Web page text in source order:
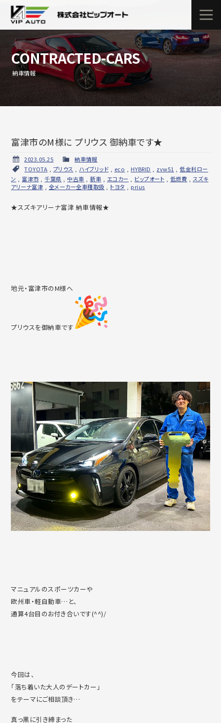
CONTRACTED-CARS
納車情報
富津市のM様に プリウス 御納車です★
2023.05.25
納車情報
TOYOTA
プリウス ハイブリッド eco HYBRID zvw51 ,低金利ロー
ン
富津市 ,千葉県 中古車 ,新車 エコカー ビップオート 低燃費
スズキ
アリーナ富津
全メーカー全車種取扱 トヨタ prius
★スズキアリーナ富津 納車情報★
地元・富津市のM様へ
プリウスを御納車です
マニュアルのスポーツカーや
欧州車・軽自動車…と、
通算4台目のお付き合いです(^^)/
今回は、
「落ち着いた大人のデートカー」
をテーマにご相談頂き…
真っ黒に引き締まった